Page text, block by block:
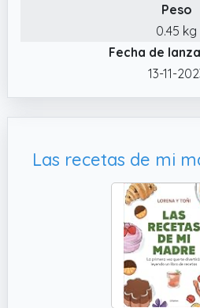
Peso
0.45 kg
Fecha de
13-11-